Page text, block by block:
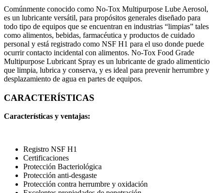
Comúnmente conocido como No-Tox Multipurpose Lube Aerosol,
es un lubricante versátil, para propósitos generales diseñado para
todo tipo de equipos que se encuentran en industrias “limpias” tales
como alimentos, bebidas, farmacéutica y productos de cuidado
personal y está registrado como NSF H1 para el uso donde puede
ocurrir contacto incidental con alimentos. No-Tox Food Grade
Multipurpose Lubricant Spray es un lubricante de grado alimenticio
que limpia, lubrica y conserva, y es ideal para prevenir herrumbre y
desplazamiento de agua en partes de equipos.
CARACTERÍSTICAS
Características y ventajas:
Registro NSF H1
Certificaciones
Protección Bacteriológica
Protección anti-desgaste
Protección contra herrumbre y oxidación